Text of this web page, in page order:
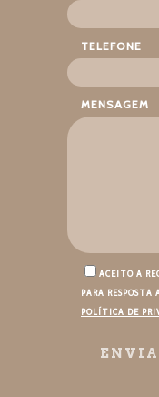
TELEFONE
MENSAGEM
ACEITO A
PARA RESPOSTA
POLÍTICA DE